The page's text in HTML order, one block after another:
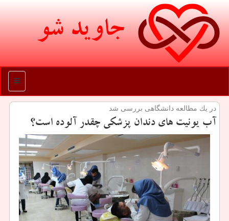
جاوید شو
منو
در یك مطالعه دانشگاهی بررسی شد
آب یونیت های دندان پزشكی چقدر آلوده است؟